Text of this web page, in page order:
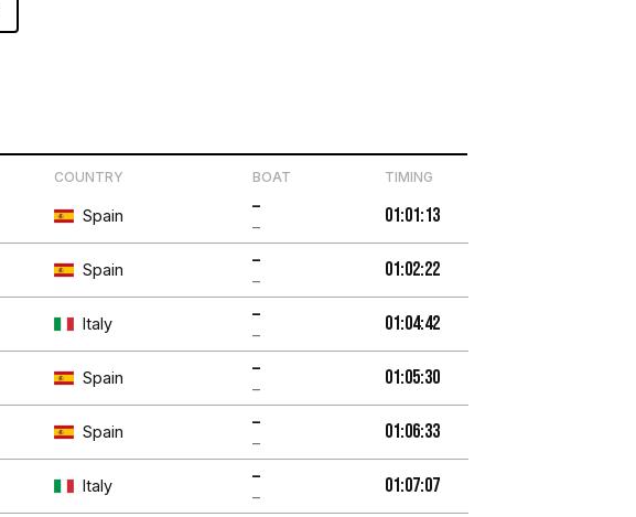
COUNTRY BOAT TIMING
Spain
–
–
01:01:13
Spain
–
–
01:02:22
Italy
–
–
01:04:42
Spain
–
–
01:05:30
Spain
–
–
01:06:33
Italy
–
–
01:07:07